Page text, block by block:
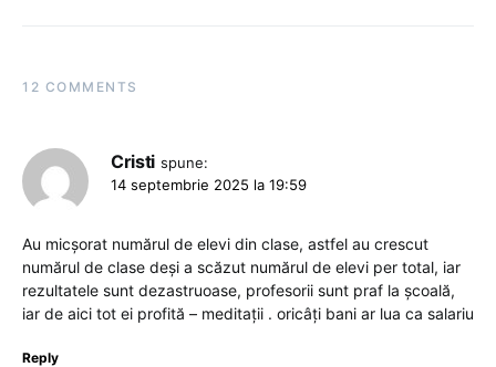
12 COMMENTS
Cristi spune:
14 septembrie 2025 la 19:59
Au micșorat numărul de elevi din clase, astfel au crescut
numărul de clase deși a scăzut numărul de elevi per total, iar
rezultatele sunt dezastruoase, profesorii sunt praf la școală,
iar de aici tot ei profită – meditații . oricâți bani ar lua ca salariu
Reply